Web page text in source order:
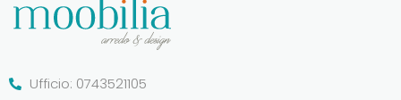
Ufficio: 0743521105